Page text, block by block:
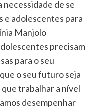
necessidade de se
e adolescentes para
Manjolo
precisam
para o seu
o seu futuro seja
que trabalhar a nível
desempenhar